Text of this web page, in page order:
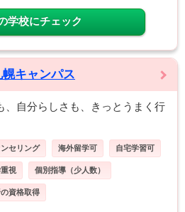
学校にチェック
キャンパス
、自分らしさも、きっとうまく行
セリング 海外留学可 自宅学習可
視 個別指導（少人数）
資格取得